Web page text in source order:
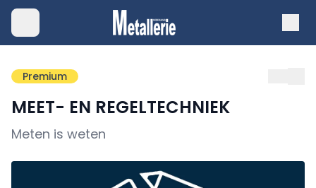
Premium
MEET- EN REGELTECHNIEK
Meten is weten